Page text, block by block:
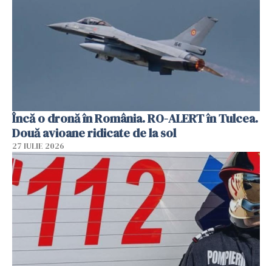
Încă o dronă în România. RO-ALERT în Tulcea.
Două avioane ridicate de la sol
27 IULIE 2026